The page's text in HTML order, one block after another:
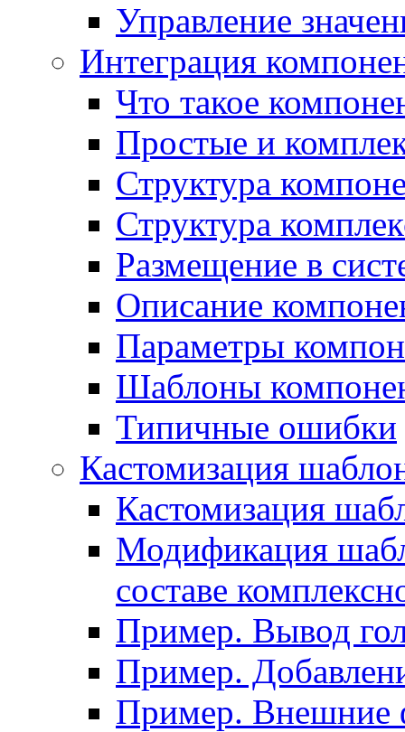
Управление
Интеграция
Что такое
Простые и
Структура
Структура
Размещение в
Описание
Параметры
Шаблоны
Типичные ошибки
Кастомизация
Кастомизация
Модификация
составе
Пример. Вывод
Пример.
Пример. Внешние